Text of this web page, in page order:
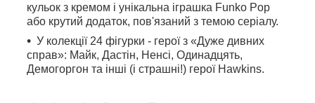
кульок з кремом і унікальна іграшка Funko Pop
або крутий додаток, пов'язаний з темою серіалу.
У колекції 24 фігурки - герої з «Дуже дивних
справ»: Майк, Дастін, Ненсі, Одинадцять,
Демогоргон та інші (і страшні!) герої Hawkins.